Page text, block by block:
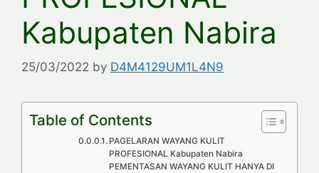
Kabupaten Nabira
25/03/2022 by D4M4129UM1L4N9
Table of Contents
PAGELARAN WAYANG KULIT
PROFESIONAL Kabupaten Nabira
PEMENTASAN WAYANG KULIT HANYA DI